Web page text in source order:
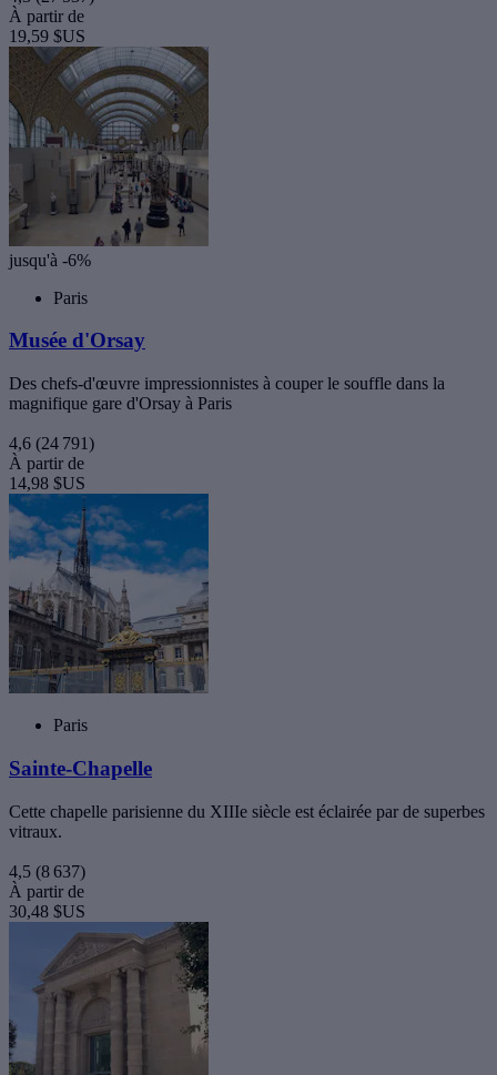
À partir de
19,59 $US
jusqu'à -6%
Paris
Musée d'Orsay
Des chefs-d'œuvre impressionnistes à couper le souffle dans la
magnifique gare d'Orsay à Paris
4,6 (24 791)
À partir de
14,98 $US
Paris
Sainte-Chapelle
Cette chapelle parisienne du XIIIe siècle est éclairée par de superbes
vitraux.
4,5 (8 637)
À partir de
30,48 $US